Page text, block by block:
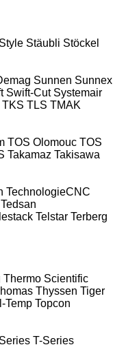
Style Stäubli Stöckel
Sunnen Sunnex
Swift-Cut Systemair
TKS TLS TMAK
TOS Olomouc TOS
Takamaz Takisawa
TechnologieCNC
Tedsan
Telstar Terberg
Thermo Scientific
Thyssen Tiger
Temp Topcon
T-Series